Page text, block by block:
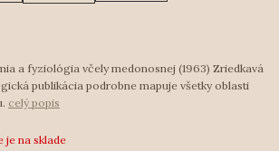
a fyziológia včely medonosnej (1963) Zriedkavá
publikácia podrobne mapuje všetky oblasti
celý popis
je na sklade